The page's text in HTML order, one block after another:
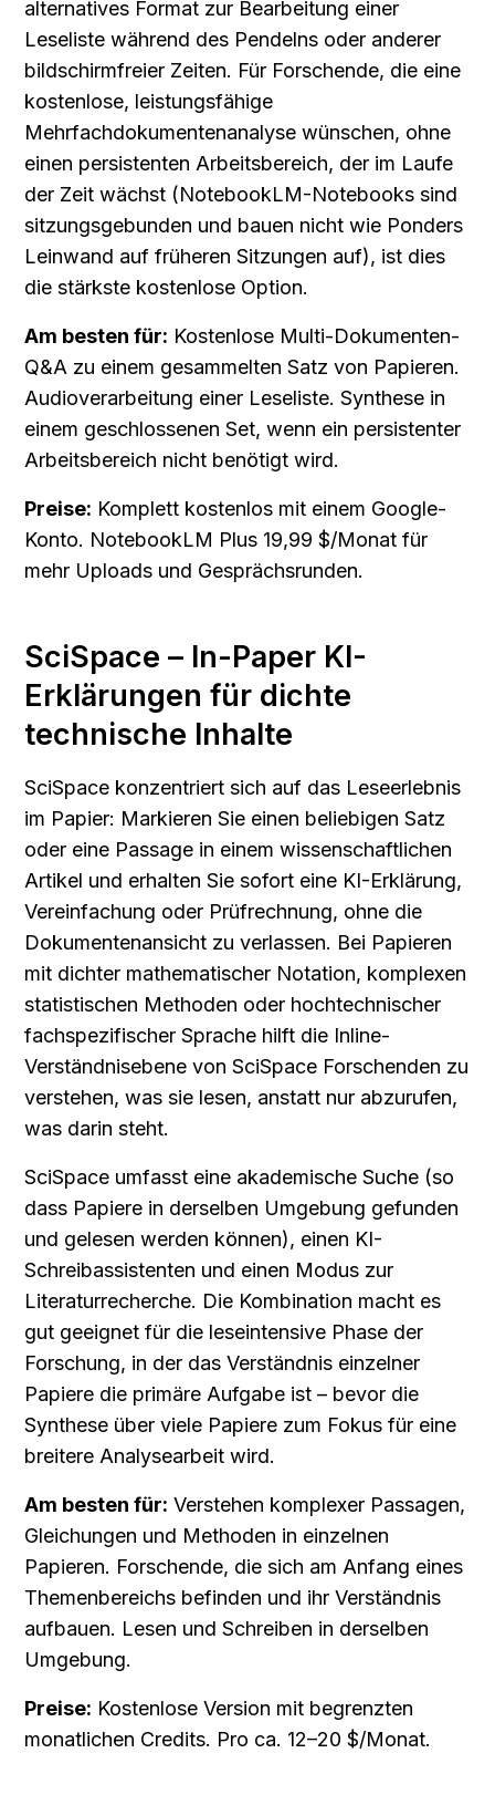
alternatives Format zur Bearbeitung einer
Leseliste während des Pendelns oder anderer
bildschirmfreier Zeiten. Für Forschende, die eine
kostenlose, leistungsfähige
Mehrfachdokumentenanalyse wünschen, ohne
einen persistenten Arbeitsbereich, der im Laufe
der Zeit wächst (NotebookLM-Notebooks sind
sitzungsgebunden und bauen nicht wie Ponders
Leinwand auf früheren Sitzungen auf), ist dies
die stärkste kostenlose Option.
Am besten für: Kostenlose Multi-Dokumenten-
Q&A zu einem gesammelten Satz von Papieren.
Audioverarbeitung einer Leseliste. Synthese in
einem geschlossenen Set, wenn ein persistenter
Arbeitsbereich nicht benötigt wird.
Preise: Komplett kostenlos mit einem Google-
Konto. NotebookLM Plus 19,99 $/Monat für
mehr Uploads und Gesprächsrunden.
SciSpace – In-Paper KI-
Erklärungen für dichte
technische Inhalte
SciSpace konzentriert sich auf das Leseerlebnis
im Papier: Markieren Sie einen beliebigen Satz
oder eine Passage in einem wissenschaftlichen
Artikel und erhalten Sie sofort eine KI-Erklärung,
Vereinfachung oder Prüfrechnung, ohne die
Dokumentenansicht zu verlassen. Bei Papieren
mit dichter mathematischer Notation, komplexen
statistischen Methoden oder hochtechnischer
fachspezifischer Sprache hilft die Inline-
Verständnisebene von SciSpace Forschenden zu
verstehen, was sie lesen, anstatt nur abzurufen,
was darin steht.
SciSpace umfasst eine akademische Suche (so
dass Papiere in derselben Umgebung gefunden
und gelesen werden können), einen KI-
Schreibassistenten und einen Modus zur
Literaturrecherche. Die Kombination macht es
gut geeignet für die leseintensive Phase der
Forschung, in der das Verständnis einzelner
Papiere die primäre Aufgabe ist – bevor die
Synthese über viele Papiere zum Fokus für eine
breitere Analysearbeit wird.
Am besten für: Verstehen komplexer Passagen,
Gleichungen und Methoden in einzelnen
Papieren. Forschende, die sich am Anfang eines
Themenbereichs befinden und ihr Verständnis
aufbauen. Lesen und Schreiben in derselben
Umgebung.
Preise: Kostenlose Version mit begrenzten
monatlichen Credits. Pro ca. 12–20 $/Monat.